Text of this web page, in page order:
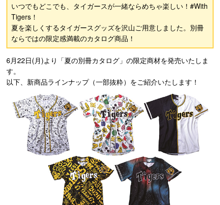
いつでもどこでも、タイガースが一緒ならめちゃ楽しい！#With
Tigers！
夏を楽しくするタイガースグッズを沢山ご用意しました。別冊
ならではの限定感満載のカタログ商品！
6月22日(月)より「夏の別冊カタログ」の限定商材を発売いたしま
す。
以下、新商品ラインナップ（一部抜粋）をご紹介いたします！